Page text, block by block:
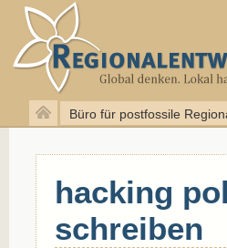
Büro für postfossile
hacking
schreiben